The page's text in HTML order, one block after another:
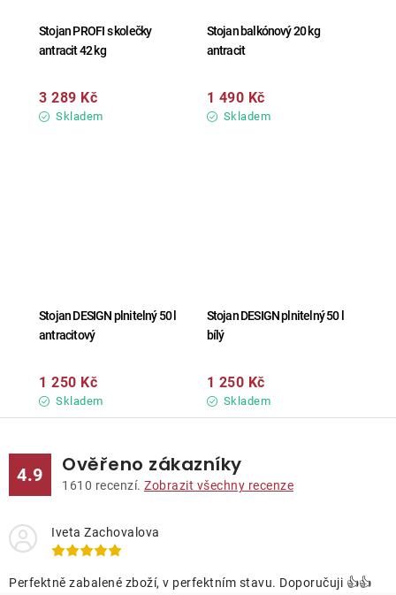
Stojan PROFI s kolečky
antracit 42 kg
Skladem
3 289 Kč
Stojan balkónový 20 kg
antracit
Skladem
1 490 Kč
Stojan DESIGN plnitelný 50 l
antracitový
Skladem
1 250 Kč
Stojan DESIGN plnitelný 50 l
bílý
Skladem
1 250 Kč
4.9 Ověřeno zákazníky
1610 recenzí. Zobrazit všechny recenze
Iveta Zachovalova
Perfektně zabalené zboží, v perfektním stavu. Doporučuji 👍👍